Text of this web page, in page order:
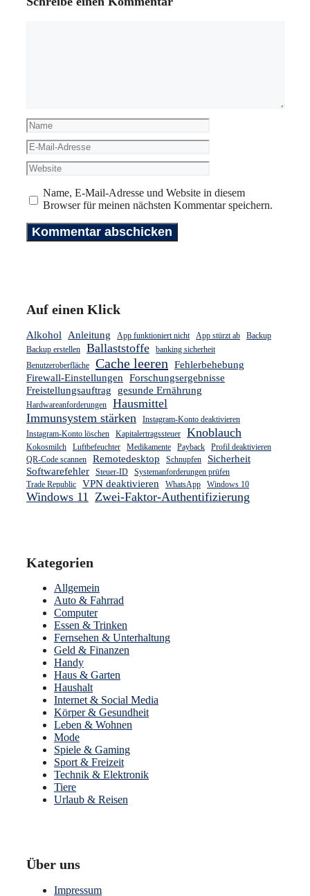
Name
E-
Mail-
Adresse
Website
Name, E-Mail-Adresse und Website in diesem
Browser für meinen nächsten Kommentar speichern.
Auf einen Klick
Alkohol Anleitung App funktioniert nicht App stürzt ab
Backup
Backup erstellen
Ballaststoffe
banking sicherheit
Benutzeroberfläche
Cache leeren Fehlerbehebung
Firewall-Einstellungen Forschungsergebnisse
Freistellungsauftrag
gesunde Ernährung
Hardwareanforderungen
Hausmittel
Immunsystem stärken
Instagram-Konto deaktivieren
Instagram-Konto löschen
Kapitalertragssteuer Knoblauch
Kokosmilch Luftbefeuchter Medikamente Payback
Profil deaktivieren
QR-Code scannen
Remotedesktop Schnupfen
Sicherheit
Softwarefehler
Steuer-ID
Systemanforderungen prüfen
Trade Republic
VPN deaktivieren WhatsApp Windows 10
Windows 11 Zwei-Faktor-Authentifizierung
Kategorien
Allgemein
Auto & Fahrrad
Computer
Essen & Trinken
Fernsehen & Unterhaltung
Geld & Finanzen
Handy
Haus & Garten
Haushalt
Internet & Social Media
Körper & Gesundheit
Leben & Wohnen
Mode
Spiele & Gaming
Sport & Freizeit
Technik & Elektronik
Tiere
Urlaub & Reisen
Über uns
Impressum